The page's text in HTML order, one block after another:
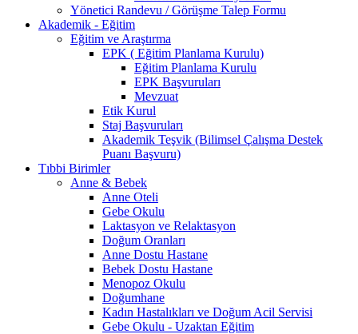
Yönetici Randevu / Görüşme Talep Formu
Akademik - Eğitim
Eğitim ve Araştırma
EPK ( Eğitim Planlama Kurulu)
Eğitim Planlama Kurulu
EPK Başvuruları
Mevzuat
Etik Kurul
Staj Başvuruları
Akademik Teşvik (Bilimsel Çalışma Destek
Puanı Başvuru)
Tıbbi Birimler
Anne & Bebek
Anne Oteli
Gebe Okulu
Laktasyon ve Relaktasyon
Doğum Oranları
Anne Dostu Hastane
Bebek Dostu Hastane
Menopoz Okulu
Doğumhane
Kadın Hastalıkları ve Doğum Acil Servisi
Gebe Okulu - Uzaktan Eğitim